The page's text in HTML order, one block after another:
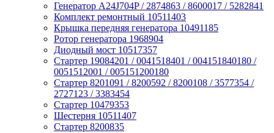
Генератор A24J704P / 2874863 / 8600017 / 5282841
Комплект ремонтный 10511403
Крышка передняя генератора 10491185
Ротор генератора 1968904
Диодный мост 10517357
Стартер 19084201 / 0041518401 / 004151840180 /
0051512001 / 005151200180
Стартер 8201091 / 8200592 / 8200108 / 3577354 /
2727123 / 3383454
Стартер 10479353
Шестерня 10511407
Стартер 8200835